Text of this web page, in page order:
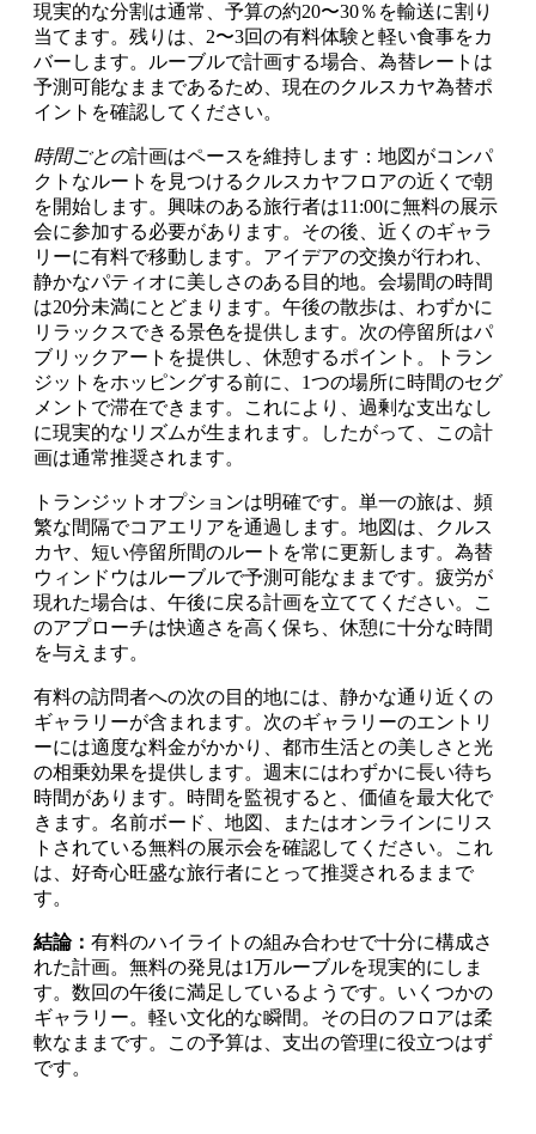
現実的な分割は通常、予算の約20〜30％を輸送に割り
当てます。残りは、2〜3回の有料体験と軽い食事をカ
バーします。ルーブルで計画する場合、為替レートは
予測可能なままであるため、現在のクルスカヤ為替ポ
イントを確認してください。
時間ごとの計画はペースを維持します：地図がコンパ
クトなルートを見つけるクルスカヤフロアの近くで朝
を開始します。興味のある旅行者は11:00に無料の展示
会に参加する必要があります。その後、近くのギャラ
リーに有料で移動します。アイデアの交換が行われ、
静かなパティオに美しさのある目的地。会場間の時間
は20分未満にとどまります。午後の散歩は、わずかに
リラックスできる景色を提供します。次の停留所はパ
ブリックアートを提供し、休憩するポイント。トラン
ジットをホッピングする前に、1つの場所に時間のセグ
メントで滞在できます。これにより、過剰な支出なし
に現実的なリズムが生まれます。したがって、この計
画は通常推奨されます。
トランジットオプションは明確です。単一の旅は、頻
繁な間隔でコアエリアを通過します。地図は、クルス
カヤ、短い停留所間のルートを常に更新します。為替
ウィンドウはルーブルで予測可能なままです。疲労が
現れた場合は、午後に戻る計画を立ててください。こ
のアプローチは快適さを高く保ち、休憩に十分な時間
を与えます。
有料の訪問者への次の目的地には、静かな通り近くの
ギャラリーが含まれます。次のギャラリーのエントリ
ーには適度な料金がかかり、都市生活との美しさと光
の相乗効果を提供します。週末にはわずかに長い待ち
時間があります。時間を監視すると、価値を最大化で
きます。名前ボード、地図、またはオンラインにリス
トされている無料の展示会を確認してください。これ
は、好奇心旺盛な旅行者にとって推奨されるままで
す。
結論： 有料のハイライトの組み合わせで十分に構成さ
れた計画。無料の発見は1万ルーブルを現実的にしま
す。数回の午後に満足しているようです。いくつかの
ギャラリー。軽い文化的な瞬間。その日のフロアは柔
軟なままです。この予算は、支出の管理に役立つはず
です。